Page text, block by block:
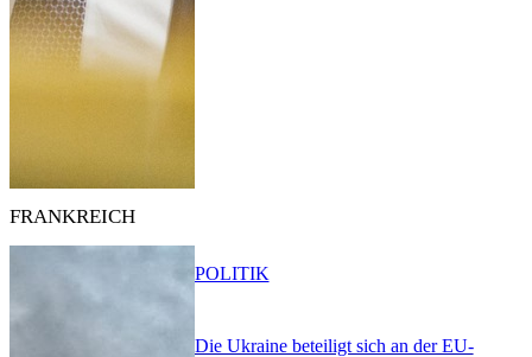
FRANKREICH
Die Ukraine beteiligt sich an der EU-
POLITIK